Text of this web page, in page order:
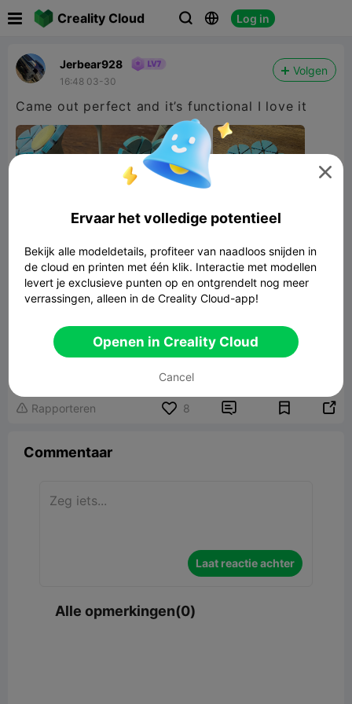
Creality Cloud   Log in
Jerbear928
16:48 03-30
Volgen
Came out perfect and it’s functional I love it
Flower Coaster Set
 Rapporteren 8  
Commentaar
Laat reactie achter
Alle opmerkingen(0)

Ervaar het volledige potentieel
Bekijk alle modeldetails, profiteer van naadloos snijden in
de cloud en printen met één klik. Interactie met modellen
levert je exclusieve punten op en ontgrendelt nog meer
verrassingen, alleen in de Creality Cloud-app!
Openen in Creality Cloud
Cancel